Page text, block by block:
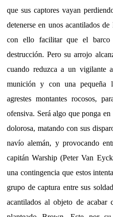
que sus captores vayan
detenerse en unos acantilados
con ello facilitar que el barco
destrucción. Pero su arrojo
cuando reduzca a un vigilante
munición y con una pequeña
agrestes montantes rocosos,
ofensiva. Será algo que ponga
dolorosa, matando con sus
navío alemán, y provocando
capitán Warship (Peter Van
una contingencia que estos
grupo de captura entre sus
acantilados al objeto de acabar